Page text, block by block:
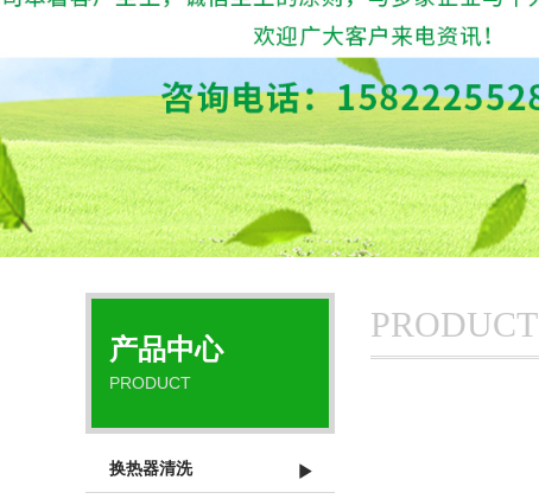
产品中心
PRODUCT
换热器清洗
PRODUCT